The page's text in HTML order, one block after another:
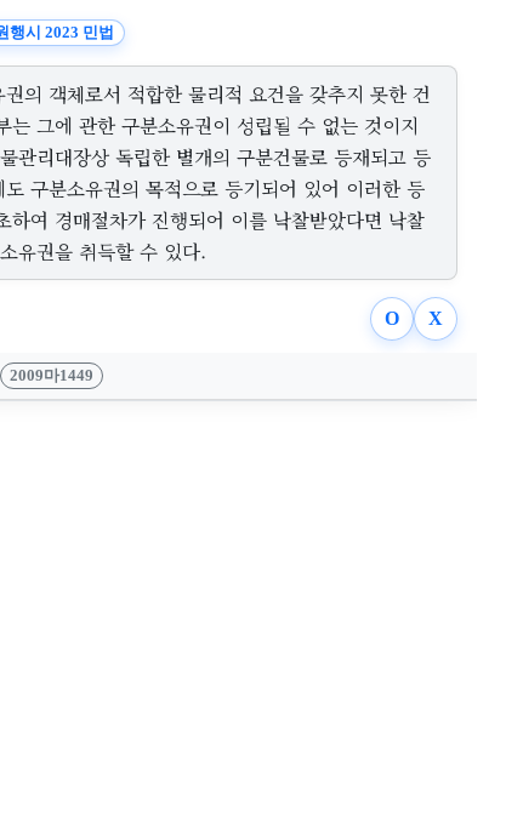
행시 2023 민법
권의 객체로서 적합한 물리적 요건을 갖추지 못한 건
는 그에 관한 구분소유권이 성립될 수 없는 것이지
관리대장상 독립한 별개의 구분건물로 등재되고 등
도 구분소유권의 목적으로 등기되어 있어 이러한 등
하여 경매절차가 진행되어 이를 낙찰받았다면 낙찰
유권을 취득할 수 있다.
O X
2009마1449